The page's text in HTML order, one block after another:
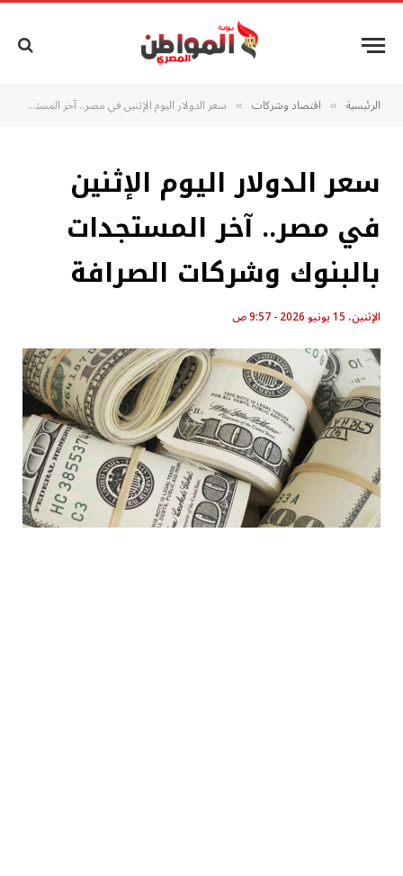
الرئيسية » اقتصاد وشركات » سعر الدولار اليوم الإثنين في مصر.. آخر المستجدات بالبنوك وشركات الصرافة
سعر الدولار اليوم الإثنين
في مصر.. آخر المستجدات
بالبنوك وشركات الصرافة
الإثنين، 15 يونيو 2026 - 9:57 ص